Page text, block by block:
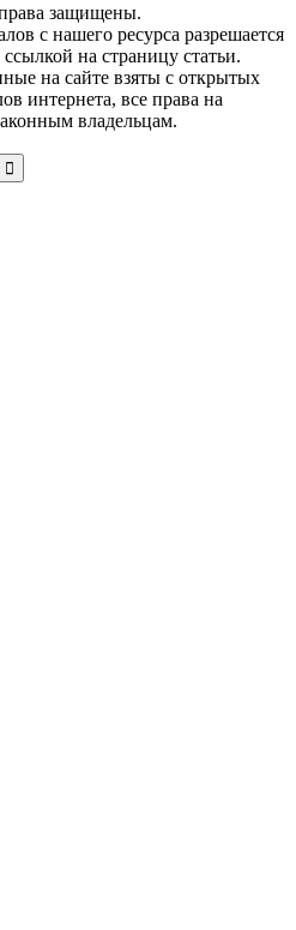
защищены.
с нашего ресурса разрешается
на страницу статьи.
на сайте взяты с открытых
интернета, все права на
владельцам.